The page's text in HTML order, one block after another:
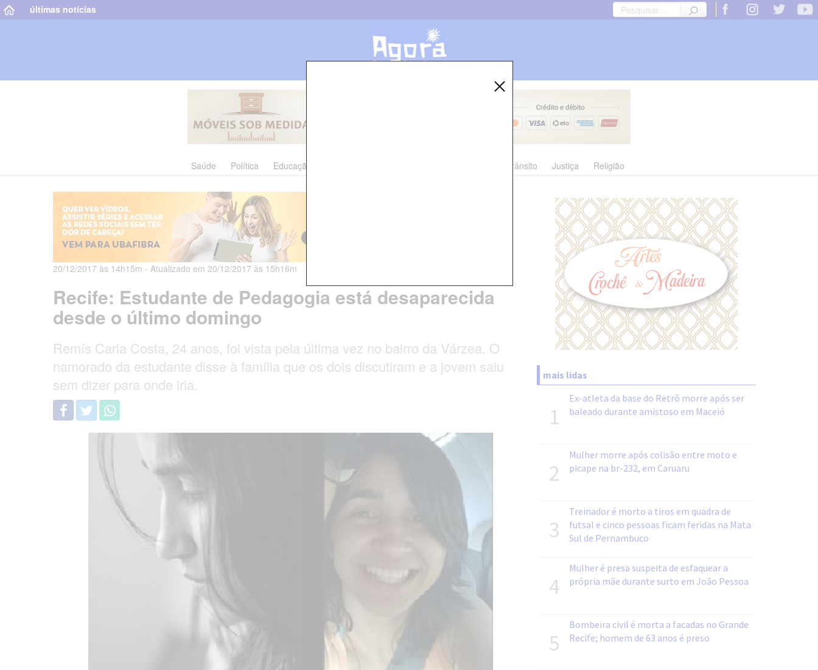
últimas notícias
Saúde Política Educação Trânsito Justiça Religião
20/12/2017 às 14h15m - Atualizado em 20/12/2017 às 15h16m
Recife: Estudante de Pedagogia está desaparecida
desde o último domingo
Remís Carla Costa, 24 anos, foi vista pela última vez no bairro da Várzea. O
namorado da estudante disse à família que os dois discutiram e a jovem saiu
sem dizer para onde iria.
mais lidas
1
Ex-atleta da base do Retrô morre após ser
baleado durante amistoso em Maceió
2
Mulher morre após colisão entre moto e
picape na br-232, em Caruaru
3
Treinador é morto a tiros em quadra de
futsal e cinco pessoas ficam feridas na Mata
Sul de Pernambuco
4
Mulher é presa suspeita de esfaquear a
própria mãe durante surto em João Pessoa
5
Bombeira civil é morta a facadas no Grande
Recife; homem de 63 anos é preso